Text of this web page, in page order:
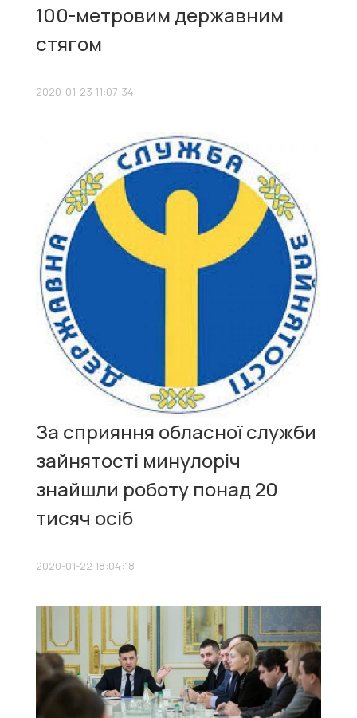
100-метровим державним
стягом
2020-01-23 11:07:34
За сприяння обласної служби
зайнятості минулоріч
знайшли роботу понад 20
тисяч осіб
2020-01-22 18:04:18